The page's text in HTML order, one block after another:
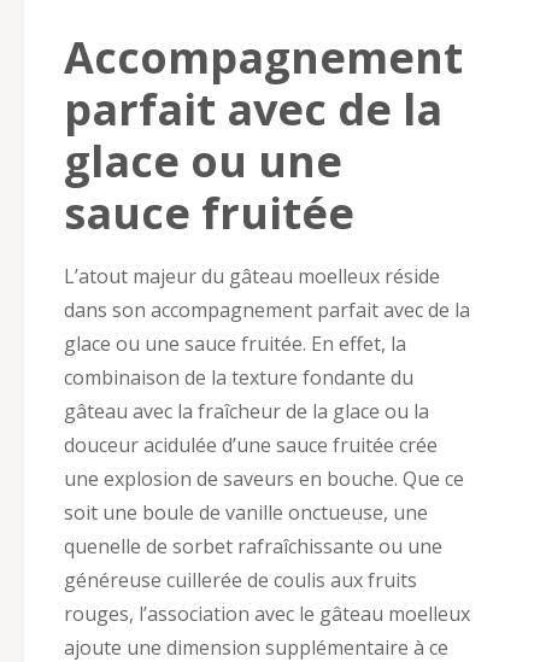
Accompagnement
parfait avec de la
glace ou une
sauce fruitée
L’atout majeur du gâteau moelleux réside
dans son accompagnement parfait avec de la
glace ou une sauce fruitée. En effet, la
combinaison de la texture fondante du
gâteau avec la fraîcheur de la glace ou la
douceur acidulée d’une sauce fruitée crée
une explosion de saveurs en bouche. Que ce
soit une boule de vanille onctueuse, une
quenelle de sorbet rafraîchissante ou une
généreuse cuillerée de coulis aux fruits
rouges, l’association avec le gâteau moelleux
ajoute une dimension supplémentaire à ce